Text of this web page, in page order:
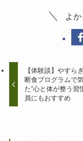
よ
【体験談】やすら
断食プログラムで
た“心と体が整う習
員にもおすすめ